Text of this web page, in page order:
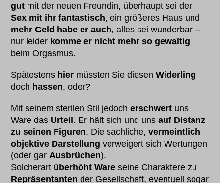
gut mit der neuen Freundin, überhaupt sei der
Sex mit ihr fantastisch, ein größeres Haus und
mehr Geld habe er auch, alles sei wunderbar –
nur leider komme er nicht mehr so gewaltig
beim Orgasmus.
Spätestens hier müssten Sie diesenWiderling
doch hassen, oder?
Mit seinem sterilen Stil jedocherschwert uns
Ware das Urteil . Er hält sich und unsauf Distanz
zu seinen Figuren. Die sachliche,vermeintlich
objektive Darstellung verweigert sich Wertungen
(oder garAusbrüchen).
Solcherart überhöht Ware seine Charaktere zu
Repräsentanten der Gesellschaft, eventuell sogar